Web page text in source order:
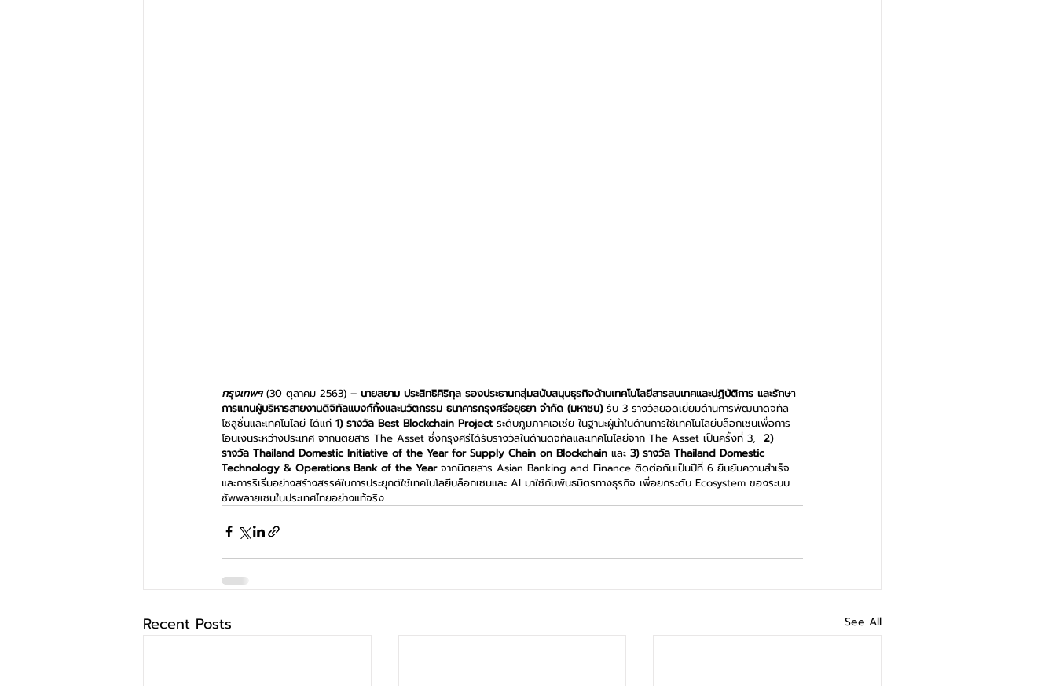
กรุงเทพฯ (30 ตุลาคม 2563) – นายสยาม ประสิทธิศิริกุล รองประธานกลุ่มสนับสนุนธุรกิจด้านเทคโนโลยีสารสนเทศและปฏิบัติการ และรักษา
การแทนผู้บริหารสายงานดิจิทัลแบงก์กิ้งและนวัตกรรม ธนาคารกรุงศรีอยุธยา จำกัด (มหาชน) รับ 3 รางวัลยอดเยี่ยมด้านการพัฒนาดิจิทัล
โซลูชั่นและเทคโนโลยี ได้แก่ 1) รางวัล Best Blockchain Project ระดับภูมิภาคเอเชีย ในฐานะผู้นำในด้านการใช้เทคโนโลยีบล็อกเชนเพื่อการ
โอนเงินระหว่างประเทศ จากนิตยสาร The Asset ซึ่งกรุงศรีได้รับรางวัลในด้านดิจิทัลและเทคโนโลยีจาก The Asset เป็นครั้งที่ 3, 2)
รางวัล Thailand Domestic Initiative of the Year for Supply Chain on Blockchain และ 3) รางวัล Thailand Domestic
Technology & Operations Bank of the Year จากนิตยสาร Asian Banking and Finance ติดต่อกันเป็นปีที่ 6 ยืนยันความสำเร็จ
และการริเริ่มอย่างสร้างสรรค์ในการประยุกต์ใช้เทคโนโลยีบล็อกเชนและ AI มาใช้กับพันธมิตรทางธุรกิจ เพื่อยกระดับ Ecosystem ของระบบ
ซัพพลายเชนในประเทศไทยอย่างแท้จริง
Recent Posts See All